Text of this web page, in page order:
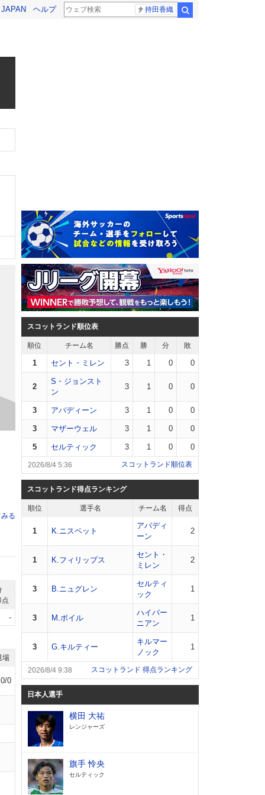
ヘルプ 持田香織
る
点
-
場
0/0
スコットランド順位表
順位 チーム名 勝点 勝 分 敗
1 セント・ミレン 3 1 0 0
2
S・ジョンスト
ン
3 1 0 0
3 アバディーン 3 1 0 0
3 マザーウェル 3 1 0 0
5 セルティック 3 1 0 0
2026/8/4 5:36 スコットランド順位表
スコットランド得点ランキング
順位 選手名 チーム名 得点
1 K.ニスベット
アバディ
ーン
2
1 K.フィリップス
セント・
ミレン
2
3 B.ニュグレン
セルティ
ック
1
3 M.ボイル
ハイバー
ニアン
1
3 G.キルティー
キルマー
ノック
1
2026/8/4 9:38 スコットランド 得点ランキング
日本人選手
横田 大祐
レンジャーズ
旗手 怜央
セルティック